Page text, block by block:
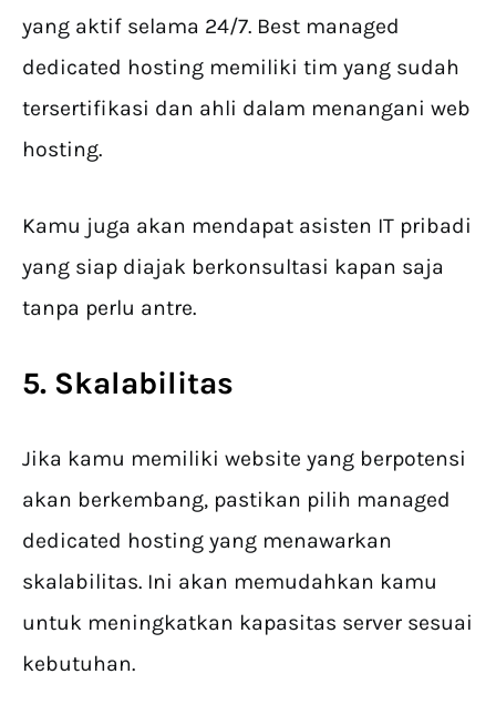
yang aktif selama 24/7. Best managed
dedicated hosting memiliki tim yang sudah
tersertifikasi dan ahli dalam menangani web
hosting.
Kamu juga akan mendapat asisten IT pribadi
yang siap diajak berkonsultasi kapan saja
tanpa perlu antre.
5. Skalabilitas
Jika kamu memiliki website yang berpotensi
akan berkembang, pastikan pilih managed
dedicated hosting​ yang menawarkan
skalabilitas. Ini akan memudahkan kamu
untuk meningkatkan kapasitas server sesuai
kebutuhan.